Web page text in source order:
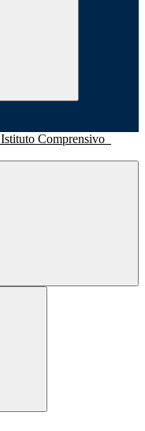
Istituto Comprensivo